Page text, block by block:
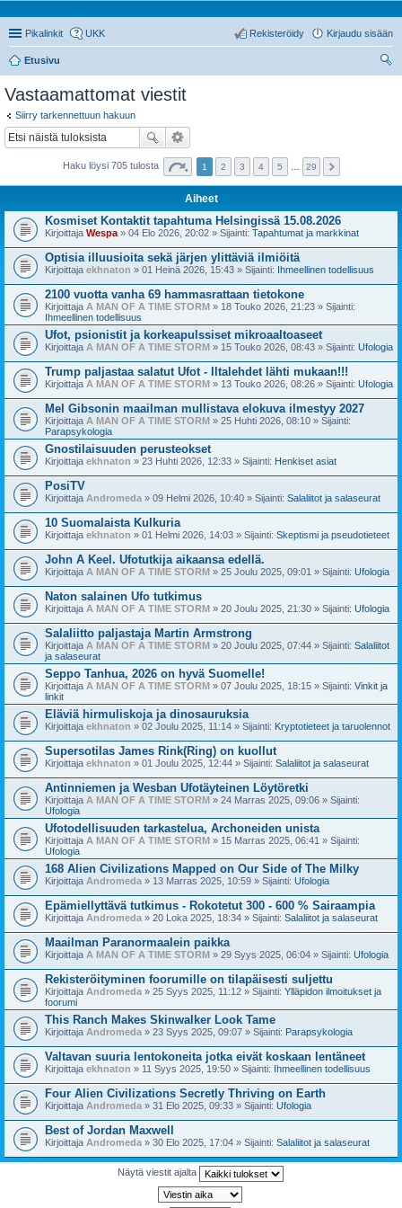
Pikalinkit UKK Kirjaudu sisään
Rekisteröidy
Etusivu
Vastaamattomat viestit
Siirry tarkennettuun hakuun
Haku löysi 705 tulosta 1 2 3 4 5 29
Aiheet
Kosmiset Kontaktit tapahtuma Helsingissä 15.08.2026
Kirjoittaja Wespa » 04 Elo 2026, 20:02 » Sijainti: Tapahtumat ja markkinat
Optisia illuusioita sekä järjen ylittäviä ilmiöitä
Kirjoittaja ekhnaton » 01 Heinä 2026, 15:43 » Sijainti: Ihmeellinen todellisuus
2100 vuotta vanha 69 hammasrattaan tietokone
Kirjoittaja A MAN OF A TIME STORM » 18 Touko 2026, 21:23 » Sijainti:
Ihmeellinen todellisuus
Ufot, psionistit ja korkeapulssiset mikroaaltoaseet
Kirjoittaja A MAN OF A TIME STORM » 15 Touko 2026, 08:43 » Sijainti: Ufologia
Trump paljastaa salatut Ufot - Iltalehdet lähti mukaan!!!
Kirjoittaja A MAN OF A TIME STORM » 13 Touko 2026, 08:26 » Sijainti: Ufologia
Mel Gibsonin maailman mullistava elokuva ilmestyy 2027
Kirjoittaja A MAN OF A TIME STORM » 25 Huhti 2026, 08:10 » Sijainti:
Parapsykologia
Gnostilaisuuden perusteokset
Kirjoittaja ekhnaton » 23 Huhti 2026, 12:33 » Sijainti: Henkiset asiat
PosiTV
Kirjoittaja Andromeda » 09 Helmi 2026, 10:40 » Sijainti: Salaliitot ja salaseurat
10 Suomalaista Kulkuria
Kirjoittaja ekhnaton » 01 Helmi 2026, 14:03 » Sijainti: Skeptismi ja pseudotieteet
John A Keel. Ufotutkija aikaansa edellä.
Kirjoittaja A MAN OF A TIME STORM » 25 Joulu 2025, 09:01 » Sijainti: Ufologia
Naton salainen Ufo tutkimus
Kirjoittaja A MAN OF A TIME STORM » 20 Joulu 2025, 21:30 » Sijainti: Ufologia
Salaliitto paljastaja Martin Armstrong
Kirjoittaja A MAN OF A TIME STORM » 20 Joulu 2025, 07:44 » Sijainti: Salaliitot
ja salaseurat
Seppo Tanhua, 2026 on hyvä Suomelle!
Kirjoittaja A MAN OF A TIME STORM » 07 Joulu 2025, 18:15 » Sijainti: Vinkit ja
linkit
Eläviä hirmuliskoja ja dinosauruksia
Kirjoittaja ekhnaton » 02 Joulu 2025, 11:14 » Sijainti: Kryptotieteet ja taruolennot
Supersotilas James Rink(Ring) on kuollut
Kirjoittaja ekhnaton » 01 Joulu 2025, 12:44 » Sijainti: Salaliitot ja salaseurat
Antinniemen ja Wesban Ufotäyteinen Löytöretki
Kirjoittaja A MAN OF A TIME STORM » 24 Marras 2025, 09:06 » Sijainti:
Ufologia
Ufotodellisuuden tarkastelua, Archoneiden unista
Kirjoittaja A MAN OF A TIME STORM » 15 Marras 2025, 06:41 » Sijainti:
Ufologia
168 Alien Civilizations Mapped on Our Side of The Milky
Kirjoittaja Andromeda » 13 Marras 2025, 10:59 » Sijainti: Ufologia
Epämiellyttävä tutkimus - Rokotetut 300 - 600 % Sairaampia
Kirjoittaja Andromeda » 20 Loka 2025, 18:34 » Sijainti: Salaliitot ja salaseurat
Maailman Paranormaalein paikka
Kirjoittaja A MAN OF A TIME STORM » 29 Syys 2025, 06:04 » Sijainti: Ufologia
Rekisteröityminen foorumille on tilapäisesti suljettu
Kirjoittaja Andromeda » 25 Syys 2025, 11:12 » Sijainti: Ylläpidon ilmoitukset ja
foorumi
This Ranch Makes Skinwalker Look Tame
Kirjoittaja Andromeda » 23 Syys 2025, 09:07 » Sijainti: Parapsykologia
Valtavan suuria lentokoneita jotka eivät koskaan lentäneet
Kirjoittaja ekhnaton » 11 Syys 2025, 19:50 » Sijainti: Ihmeellinen todellisuus
Four Alien Civilizations Secretly Thriving on Earth
Kirjoittaja Andromeda » 31 Elo 2025, 09:33 » Sijainti: Ufologia
Best of Jordan Maxwell
Kirjoittaja Andromeda » 30 Elo 2025, 17:04 » Sijainti: Salaliitot ja salaseurat
Näytä viestit ajalta